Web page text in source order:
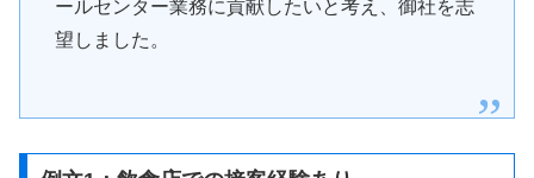
ールセンター業務に貢献したいと考え、御社を志
望しました。